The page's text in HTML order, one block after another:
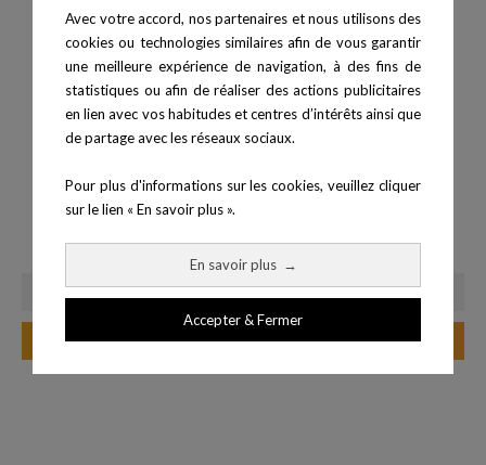
Avec votre accord, nos partenaires et nous utilisons des
cookies ou technologies similaires afin de vous garantir
une meilleure expérience de navigation, à des fins de
statistiques ou afin de réaliser des actions publicitaires
en lien avec vos habitudes et centres d’intérêts ainsi que
de partage avec les réseaux sociaux.
Pour plus d'informations sur les cookies, veuillez cliquer
sur le lien « En savoir plus ».
En savoir plus →
Accepter & Fermer
Rampes de squat ou
Ajouter au panier Ajouter au panier